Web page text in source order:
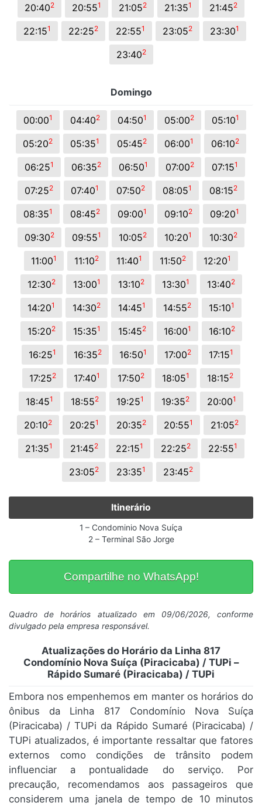
20:402 20:551 21:052 21:351 21:452
22:151 22:252 22:551 23:052 23:301
23:402
Domingo
00:001 04:402 04:501 05:002 05:101
05:202 05:351 05:452 06:001 06:102
06:251 06:352 06:501 07:002 07:151
07:252 07:401 07:502 08:051 08:152
08:351 08:452 09:001 09:102 09:201
09:302 09:551 10:052 10:201 10:302
11:001 11:102 11:401 11:502 12:201
12:302 13:001 13:102 13:301 13:402
14:201 14:302 14:451 14:552 15:101
15:202 15:351 15:452 16:001 16:102
16:251 16:352 16:501 17:002 17:151
17:252 17:401 17:502 18:051 18:152
18:451 18:552 19:251 19:352 20:001
20:102 20:251 20:352 20:551 21:052
21:351 21:452 22:151 22:252 22:551
23:052 23:351 23:452
Itinerário
1 – Condominio Nova Suíça
2 – Terminal São Jorge
Compartilhe no WhatsApp!
Quadro de horários atualizado em 09/06/2026, conforme
divulgado pela empresa responsável.
Atualizações do Horário da Linha 817
Condomínio Nova Suíça (Piracicaba) / TUPi –
Rápido Sumaré (Piracicaba) / TUPi
Embora nos empenhemos em manter os horários do
ônibus da Linha 817 Condomínio Nova Suíça
(Piracicaba) / TUPi da Rápido Sumaré (Piracicaba) /
TUPi atualizados, é importante ressaltar que fatores
externos como condições de trânsito podem
influenciar a pontualidade do serviço. Por
precaução, recomendamos aos passageiros que
considerem uma janela de tempo de 10 minutos